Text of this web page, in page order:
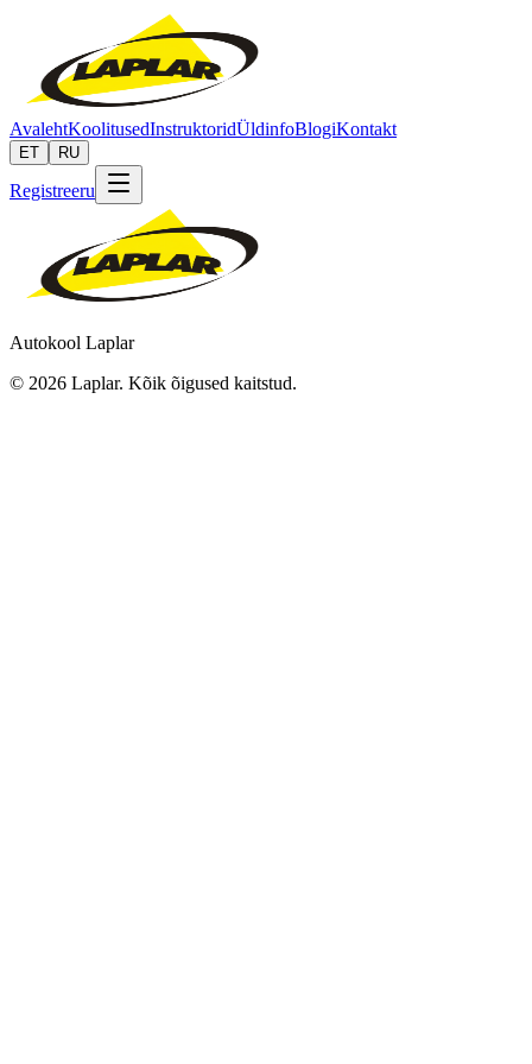
AvalehtKoolitusedInstruktoridÜldinfoBlogiKontakt
ET RU
Registreeru
Autokool Laplar
© 2026 Laplar. Kõik õigused kaitstud.